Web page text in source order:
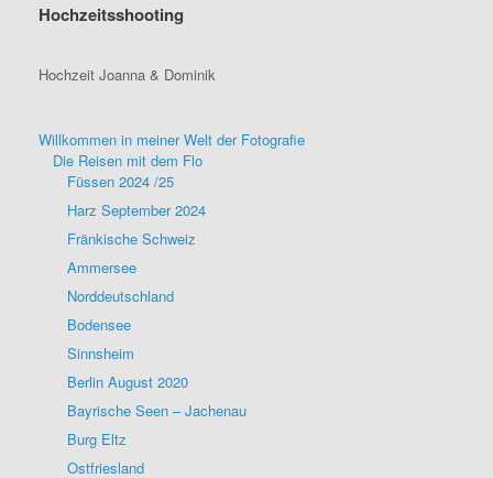
Hochzeitsshooting
Hochzeit Joanna & Dominik
Willkommen in meiner Welt der Fotografie
Die Reisen mit dem Flo
Füssen 2024 /25
Harz September 2024
Fränkische Schweiz
Ammersee
Norddeutschland
Bodensee
Sinnsheim
Berlin August 2020
Bayrische Seen – Jachenau
Burg Eltz
Ostfriesland